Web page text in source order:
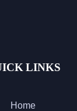
LINKS
Home